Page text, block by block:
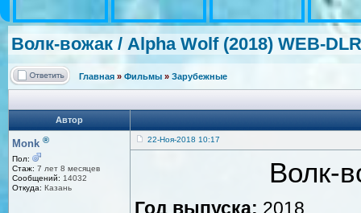
Волк-вожак / Alpha Wolf (2018) WEB-
Главная » Фильмы » Зарубежные
Автор
Monk ®
Пол:
Стаж: 7 лет 8 месяцев
Сообщений: 14032
Откуда: Казань
22-Ноя-2018 10:17
Волк-
Год выпуска: 2018